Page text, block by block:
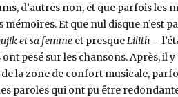
d’autres non, et que parfois les
mémoires. Et que nul disque n’est
et sa femmeet presqueLilith –
pesé sur les chansons. Après, il
la zone de confort musicale,
paroles qui ont pu être